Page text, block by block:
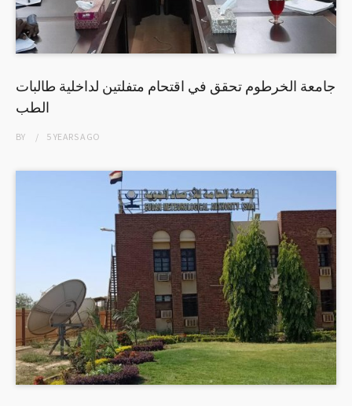
جامعة الخرطوم تحقق في اقتحام متفلتين لداخلية طالبات
الطب
BY 5 YEARSAGO